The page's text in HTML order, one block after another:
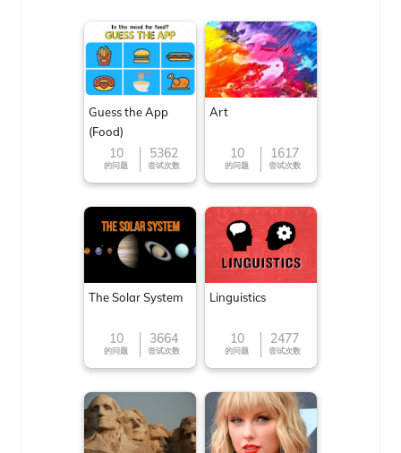
Guess the App
(Food)
10
的问题
5362
尝试次数
Art
10
的问题
1617
尝试次数
The Solar System
10
的问题
3664
尝试次数
Linguistics
10
的问题
2477
尝试次数